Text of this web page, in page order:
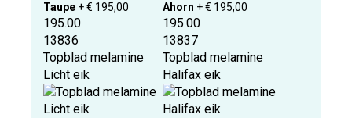
Taupe + € 195,00
Ahorn + € 195,00
195.00
13836
Topblad melamine
Licht eik
195.00
13837
Topblad melamine
Halifax eik